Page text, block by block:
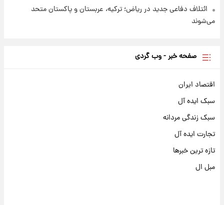
ائتلاف دفاعی جدید در ریاض؛ ترکیه، عربستان و پاکستان متحد
می‌شوند
صفحه خبر - وب گردی
اقتصاد ایران
سبک ایده آل
سبک زندگی مردانه
تجارت ایده آل
تازه ترین خبرها
مبل ال